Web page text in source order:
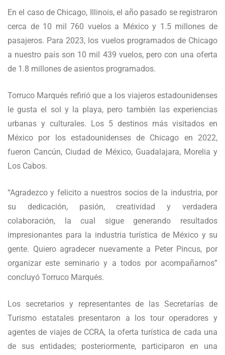
En el caso de Chicago, Illinois, el año pasado se registraron
cerca de 10 mil 760 vuelos a México y 1.5 millones de
pasajeros. Para 2023, los vuelos programados de Chicago
a nuestro país son 10 mil 439 vuelos, pero con una oferta
de 1.8 millones de asientos programados.
Torruco Marqués refirió que a los viajeros estadounidenses
le gusta el sol y la playa, pero también las experiencias
urbanas y culturales. Los 5 destinos más visitados en
México por los estadounidenses de Chicago en 2022,
fueron Cancún, Ciudad de México, Guadalajara, Morelia y
Los Cabos.
“Agradezco y felicito a nuestros socios de la industria, por
su dedicación, pasión, creatividad y verdadera
colaboración, la cual sigue generando resultados
impresionantes para la industria turística de México y su
gente. Quiero agradecer nuevamente a Peter Pincus, por
organizar este seminario y a todos por acompañarnos”
concluyó Torruco Marqués.
Los secretarios y representantes de las Secretarías de
Turismo estatales presentaron a los tour operadores y
agentes de viajes de CCRA, la oferta turística de cada una
de sus entidades; posteriormente, participaron en una